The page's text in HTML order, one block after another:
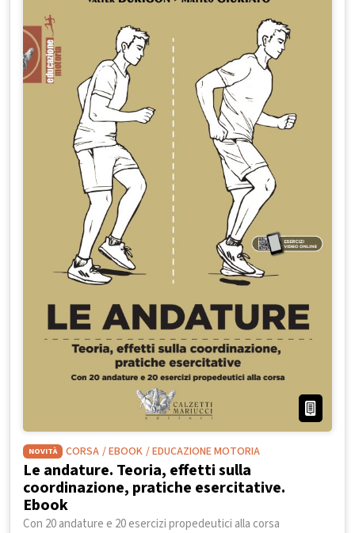
NOVITÀ CORSA / EBOOK / EDUCAZIONE MOTORIA
Le andature. Teoria, effetti sulla
coordinazione, pratiche esercitative.
Ebook
Con 20 andature e 20 esercizi propedeutici alla corsa